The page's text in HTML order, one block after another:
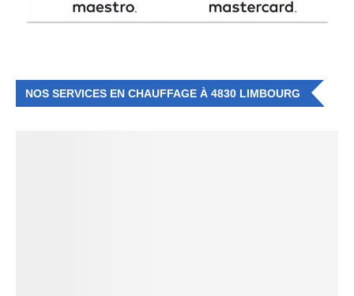
NOS SERVICES EN CHAUFFAGE À 4830 LIMBOURG